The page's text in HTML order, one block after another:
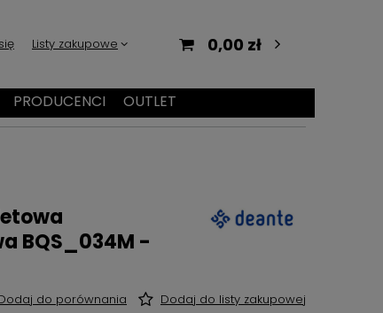
Listy zakupowe 0,00 zł
PRODUCENCI OUTLET
BQS_034M -
do porównania
Dodaj do listy zakupowej